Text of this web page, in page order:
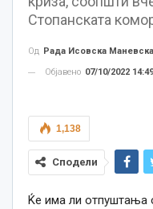
Стопанската
Од Рада Исовска Маневска
Објавено 07/10/2022
1,138
Сподели
Ќе има ли отпуштања